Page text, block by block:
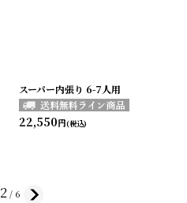
スーパー内張り 6-7人用
22,550円(税込)
2 / 6